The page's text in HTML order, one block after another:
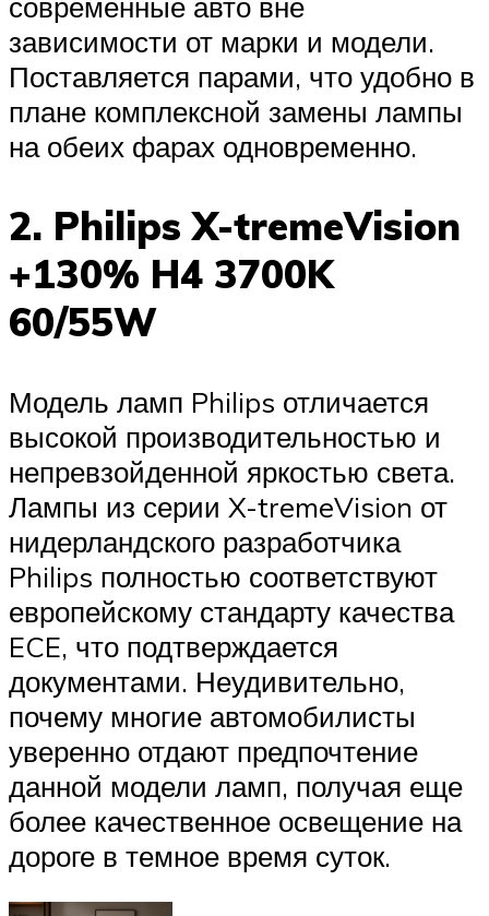
зависимости от марки и модели.
Поставляется парами, что удобно в
плане комплексной замены лампы
на обеих фарах одновременно.
2. Philips X-tremeVision
+130% H4 3700K
60/55W
Модель ламп Philips отличается
высокой производительностью и
непревзойденной яркостью света.
Лампы из серии X-tremeVision от
нидерландского разработчика
Philips полностью соответствуют
европейскому стандарту качества
ECE, что подтверждается
документами. Неудивительно,
почему многие автомобилисты
уверенно отдают предпочтение
данной модели ламп, получая еще
более качественное освещение на
дороге в темное время суток.